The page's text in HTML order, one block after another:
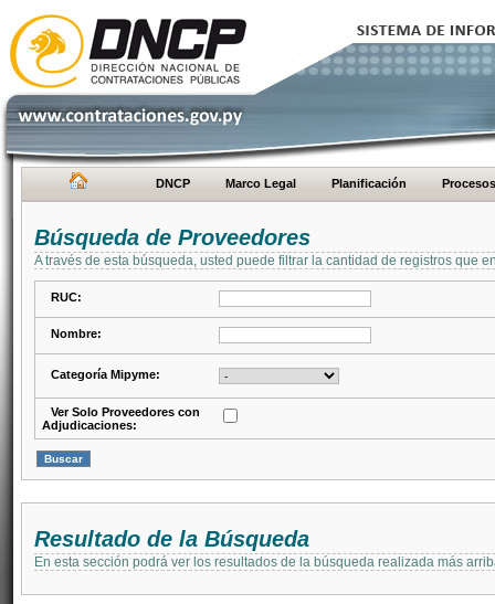
DNCP Marco Legal Planificación Procesos
Búsqueda de Proveedores
A través de esta búsqueda, usted puede filtrar la cantidad de registros que
RUC:
Nombre:
Categoría Mipyme:
Ver Solo Proveedores con
Adjudicaciones:
Resultado de la Búsqueda
En esta sección podrá ver los resultados de la búsqueda realizada más